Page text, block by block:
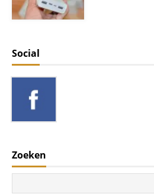
Social
Zoeken